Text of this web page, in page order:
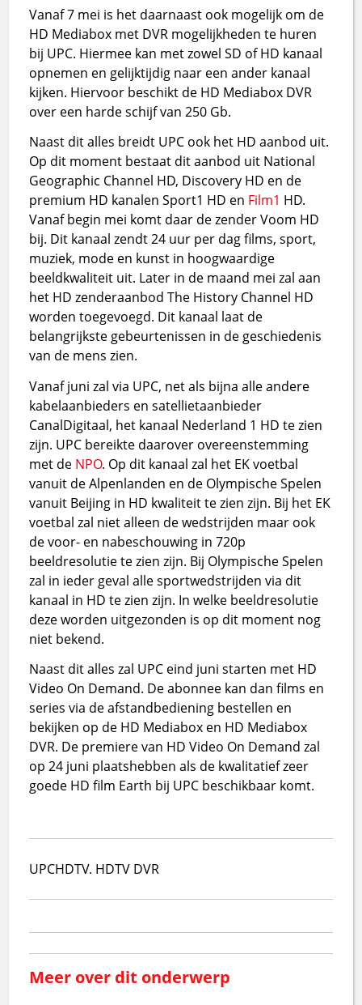
Vanaf 7 mei is het daarnaast ook mogelijk om de
HD Mediabox met DVR mogelijkheden te huren
bij UPC. Hiermee kan met zowel SD of HD kanaal
opnemen en gelijktijdig naar een ander kanaal
kijken. Hiervoor beschikt de HD Mediabox DVR
over een harde schijf van 250 Gb.
Naast dit alles breidt UPC ook het HD aanbod uit.
Op dit moment bestaat dit aanbod uit National
Geographic Channel HD, Discovery HD en de
premium HD kanalen Sport1 HD en Film1 HD.
Vanaf begin mei komt daar de zender Voom HD
bij. Dit kanaal zendt 24 uur per dag films, sport,
muziek, mode en kunst in hoogwaardige
beeldkwaliteit uit. Later in de maand mei zal aan
het HD zenderaanbod The History Channel HD
worden toegevoegd. Dit kanaal laat de
belangrijkste gebeurtenissen in de geschiedenis
van de mens zien.
Vanaf juni zal via UPC, net als bijna alle andere
kabelaanbieders en satellietaanbieder
CanalDigitaal, het kanaal Nederland 1 HD te zien
zijn. UPC bereikte daarover overeenstemming
met de NPO. Op dit kanaal zal het EK voetbal
vanuit de Alpenlanden en de Olympische Spelen
vanuit Beijing in HD kwaliteit te zien zijn. Bij het EK
voetbal zal niet alleen de wedstrijden maar ook
de voor- en nabeschouwing in 720p
beeldresolutie te zien zijn. Bij Olympische Spelen
zal in ieder geval alle sportwedstrijden via dit
kanaal in HD te zien zijn. In welke beeldresolutie
deze worden uitgezonden is op dit moment nog
niet bekend.
Naast dit alles zal UPC eind juni starten met HD
Video On Demand. De abonnee kan dan films en
series via de afstandbediening bestellen en
bekijken op de HD Mediabox en HD Mediabox
DVR. De premiere van HD Video On Demand zal
op 24 juni plaatshebben als de kwalitatief zeer
goede HD film Earth bij UPC beschikbaar komt.
UPCHDTV. HDTV DVR
Meer over dit onderwerp